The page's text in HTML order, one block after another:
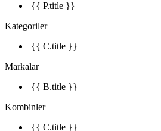
{{ P.title }}
Kategoriler
{{ C.title }}
Markalar
{{ B.title }}
Kombinler
{{ C.title }}